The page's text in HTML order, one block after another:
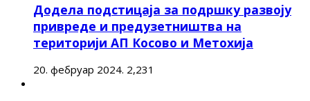
Додела подстицаја за подршку развоју
привреде и предузетништва на
територији АП Косово и Метохија
20. фебруар 2024. 2,231